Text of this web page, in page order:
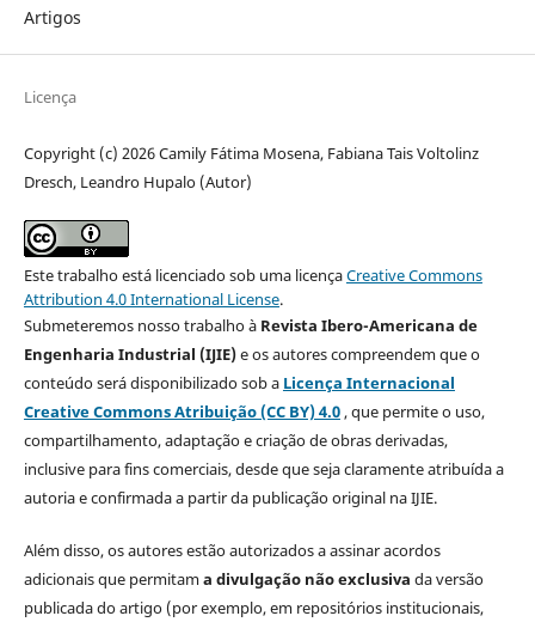
Artigos
Licença
Copyright (c) 2026 Camily Fátima Mosena, Fabiana Tais Voltolinz
Dresch, Leandro Hupalo (Autor)
Este trabalho está licenciado sob uma licençaCreative Commons
Attribution 4.0 International License.
Submeteremos nosso trabalho à Revista Ibero-Americana de
Engenharia Industrial (IJIE)e os autores compreendem que o
conteúdo será disponibilizado sob a Licença Internacional
Creative Commons Atribuição (CC BY) 4.0, que permite o uso,
compartilhamento, adaptação e criação de obras derivadas,
inclusive para fins comerciais, desde que seja claramente atribuída a
autoria e confirmada a partir da publicação original na IJIE.
Além disso, os autores estão autorizados a assinar acordos
adicionais que permitama divulgação não exclusiva da versão
publicada do artigo (por exemplo, em repositórios institucionais,